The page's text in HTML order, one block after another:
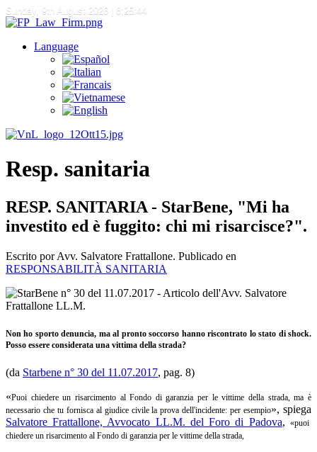
Sunday, 9th August 2026 | 8:25:44
Language
Resp. sanitaria
RESP. SANITARIA - StarBene, "Mi ha
investito ed è fuggito: chi mi risarcisce?".
Escrito por Avv. Salvatore Frattallone. Publicado en
RESPONSABILITÀ SANITARIA
Non ho sporto denuncia, ma al pronto soccorso hanno riscontrato lo stato di shock.
Posso essere considerata una vittima della strada?
(da Starbene n° 30 del 11.07.2017, pag. 8)
«Puoi chiedere un risarcimento al Fondo di garanzia per le vittime della strada, ma è
necessario che tu fornisca al giudice civile la prova dell'incidente: per esempio», spiega
Salvatore Frattallone, Avvocato LL.M. del Foro di Padova, «puoi
chiedere un risarcimento al Fondo di garanzia per le vittime della strada,